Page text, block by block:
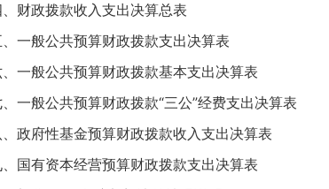
、财政拨款收入支出决算总表
一般公共预算财政拨款支出决算表
、一般公共预算财政拨款基本支出决算表
一般公共预算财政拨款“三公”经费支出决算表
、政府性基金预算财政拨款收入支出决算表
、国有资本经营预算财政拨款支出决算表